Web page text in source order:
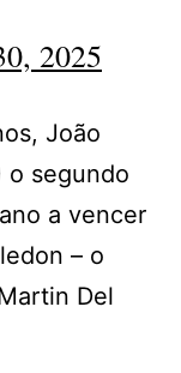
2025
João
o segundo
a vencer
– o
Del